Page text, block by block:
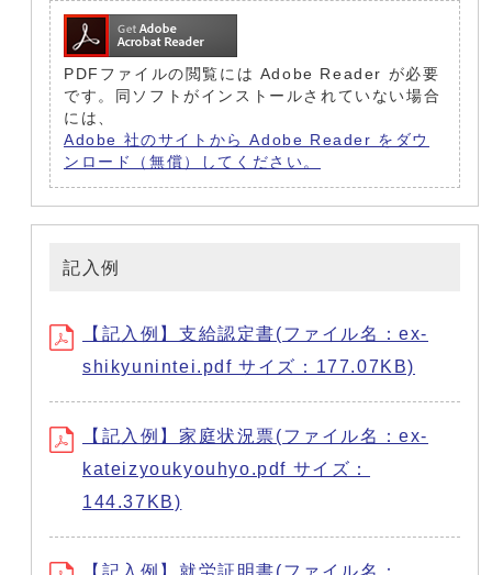
PDFファイルの閲覧には Adobe Reader が必要
です。同ソフトがインストールされていない場合
には、
Adobe 社のサイトから Adobe Reader をダウ
ンロード（無償）してください。
記入例
【記入例】支給認定書(ファイル名：ex-
shikyunintei.pdf サイズ：177.07KB)
【記入例】家庭状況票(ファイル名：ex-
kateizyoukyouhyo.pdf サイズ：
144.37KB)
【記入例】就労証明書(ファイル名：